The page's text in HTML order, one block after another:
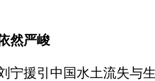
然严峻
援引中国水土流失与